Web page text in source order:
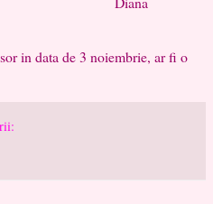
in data de 3 noiembrie, ar fi o